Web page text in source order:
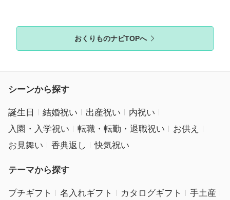
おくりものナビTOPへ
シーンから探す
誕生日 結婚祝い 出産祝い
内祝い
入園・入学祝い
転職・転勤・退職祝い
お供え
お見舞い
香典返し 快気祝い
テーマから探す
プチギフト 名入れギフト カタログギフト
手土産